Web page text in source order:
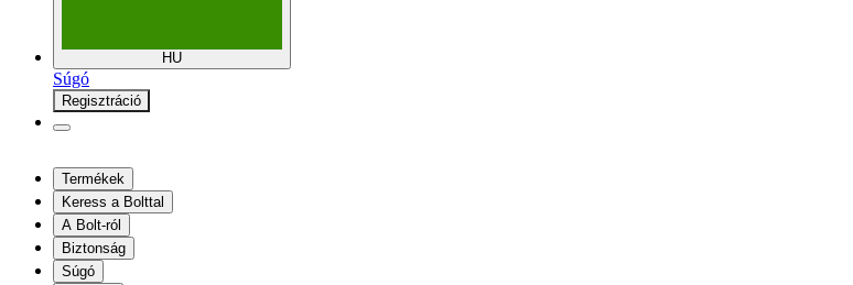
HU
Súgó
Regisztráció
Termékek
Keress a Bolttal
A Bolt-ról
Biztonság
Súgó